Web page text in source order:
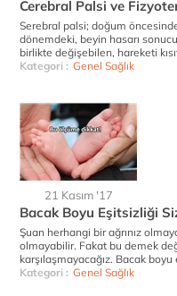
Cerebral Palsi ve
Serebral palsi; doğum
dönemdeki, beyin hasarı
birlikte değişebilen, hareketi
Kategori : Genel Sağlık
21 Kasım '17
Bacak Boyu Eşitsizliği
Şuan herhangi bir ağrınız
olmayabilir. Fakat bu demek
karşılaşmayacağız. Bacak boyu
Kategori : Genel Sağlık